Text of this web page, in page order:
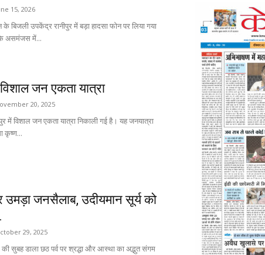
15, 2026
उपकेंद्र रानीपुर में बड़ा हादसा फोन पर लिया गया
के असमंजस में...
जन एकता यात्रा
20, 2025
विशाल जन एकता यात्रा निकाली गई है। यह जनयात्रा
कृष्ण...
जनसैलाब, उदीयमान सूर्य को
29, 2025
सुबह डाला छठ पर्व पर श्रद्धा और आस्था का अद्भुत संगम